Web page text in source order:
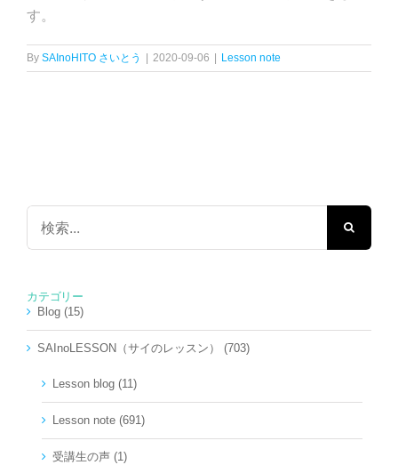
す。
By SAInoHITO さいとう 2020-09-06 Lesson note
検
…
カテゴリー
Blog (15)
SAInoLESSON（サイのレッスン） (703)
Lesson blog (11)
Lesson note (691)
受講生の声 (1)